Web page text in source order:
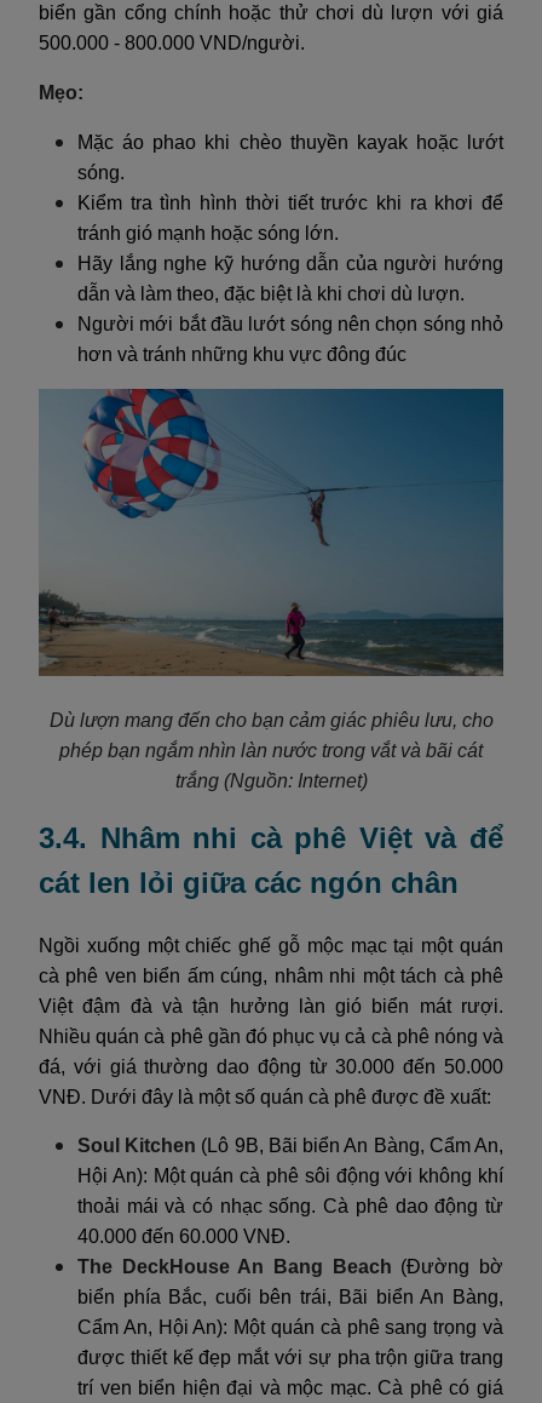
biển gần cổng chính hoặc thử chơi dù lượn với giá
500.000 - 800.000 VND/người.
Mẹo:
Mặc áo phao khi chèo thuyền kayak hoặc lướt
sóng.
Kiểm tra tình hình thời tiết trước khi ra khơi để
tránh gió mạnh hoặc sóng lớn.
Hãy lắng nghe kỹ hướng dẫn của người hướng
dẫn và làm theo, đặc biệt là khi chơi dù lượn.
Người mới bắt đầu lướt sóng nên chọn sóng nhỏ
hơn và tránh những khu vực đông đúc
Dù lượn mang đến cho bạn cảm giác phiêu lưu, cho
phép bạn ngắm nhìn làn nước trong vắt và bãi cát
trắng (Nguồn: Internet)
3.4. Nhâm nhi cà phê Việt và để
cát len lỏi giữa các ngón chân
Ngồi xuống một chiếc ghế gỗ mộc mạc tại một quán
cà phê ven biển ấm cúng, nhâm nhi một tách cà phê
Việt đậm đà và tận hưởng làn gió biển mát rượi.
Nhiều quán cà phê gần đó phục vụ cả cà phê nóng và
đá, với giá thường dao động từ 30.000 đến 50.000
VNĐ. Dưới đây là một số quán cà phê được đề xuất:
Soul Kitchen (Lô 9B, Bãi biển An Bàng, Cẩm An,
Hội An): Một quán cà phê sôi động với không khí
thoải mái và có nhạc sống. Cà phê dao động từ
40.000 đến 60.000 VNĐ.
The DeckHouse An Bang Beach (Đường bờ
biển phía Bắc, cuối bên trái, Bãi biển An Bàng,
Cẩm An, Hội An): Một quán cà phê sang trọng và
được thiết kế đẹp mắt với sự pha trộn giữa trang
trí ven biển hiện đại và mộc mạc. Cà phê có giá